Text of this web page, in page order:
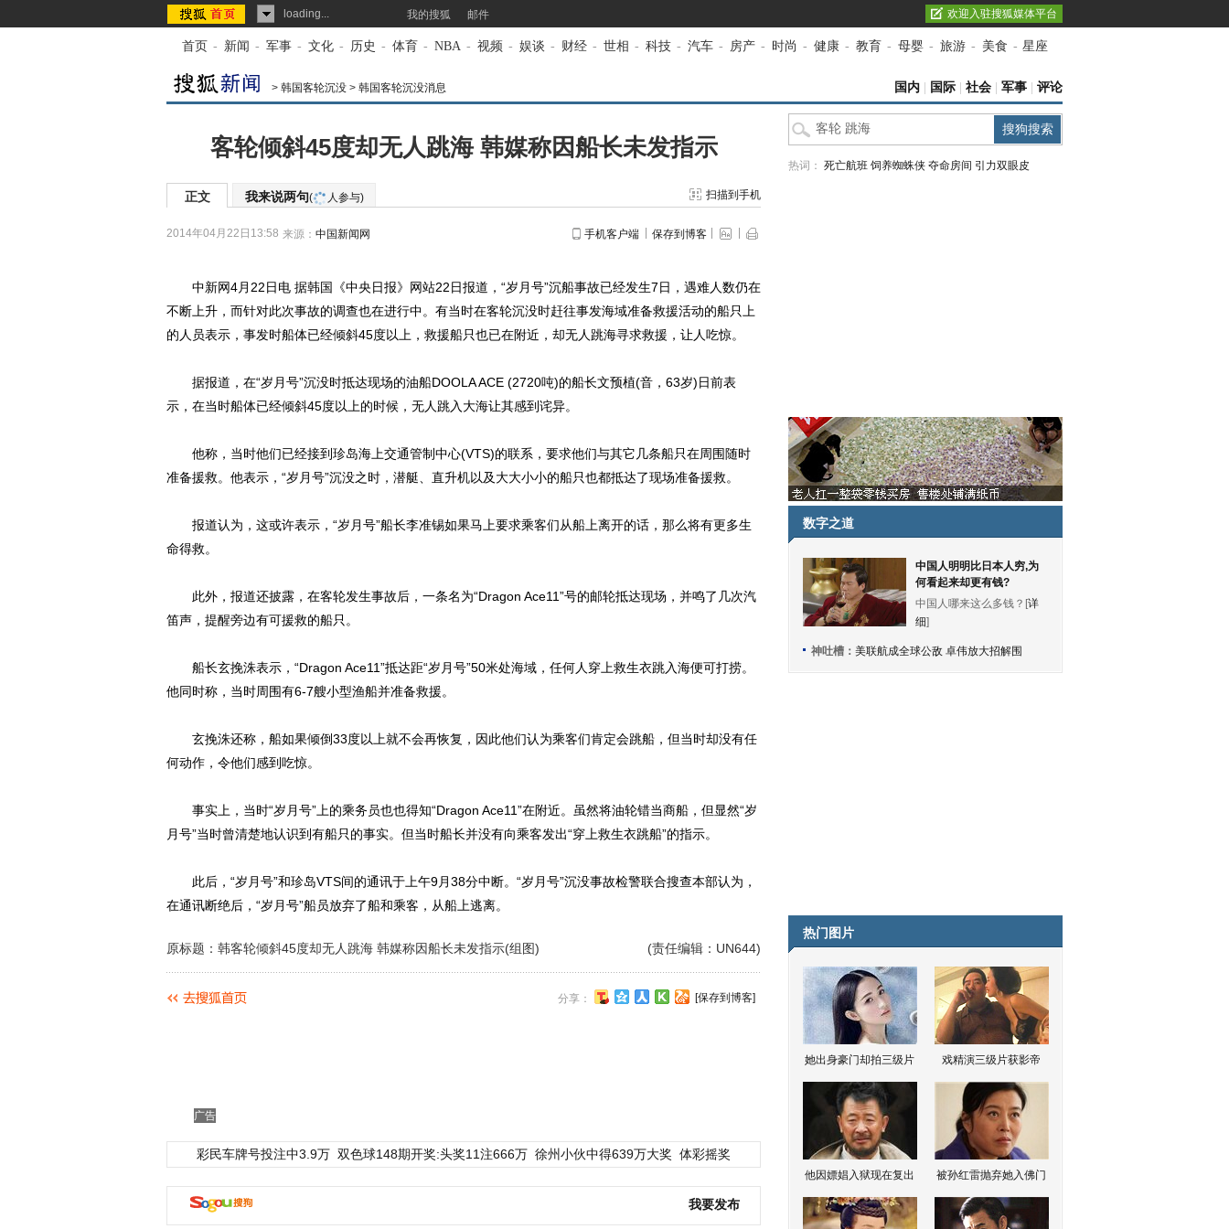
loading... 我的搜狐 邮件 欢迎入驻搜狐媒体平台
首页 - 新闻 - 军事 - 文化 - 历史 - 体育 - NBA - 视频 - 娱谈 - 财经 - 世相 - 科技 - 汽车 - 房产 - 时尚 - 健康 - 教育 - 母婴 - 旅游 - 美食 - 星座
> 韩国客轮沉没 > 韩国客轮沉没消息 国内 国际 社会 军事 评论
客轮倾斜45度却无人跳海 韩媒称因船长未发指示
正文 我来说两句( 人参与) 扫描到手机
2014年04月22日13:58 来源： 中国新闻网 手机客户端 保存到博客
中新网4月22日电 据韩国《中央日报》网站22日报道，“岁月号”沉船事故已经发生7日，遇难人数仍在
不断上升，而针对此次事故的调查也在进行中。有当时在客轮沉没时赶往事发海域准备救援活动的船只上
的人员表示，事发时船体已经倾斜45度以上，救援船只也已在附近，却无人跳海寻求救援，让人吃惊。
据报道，在“岁月号”沉没时抵达现场的油船DOOLA ACE (2720吨)的船长文预植(音，63岁)日前表
示，在当时船体已经倾斜45度以上的时候，无人跳入大海让其感到诧异。
他称，当时他们已经接到珍岛海上交通管制中心(VTS)的联系，要求他们与其它几条船只在周围随时
准备援救。他表示，“岁月号”沉没之时，潜艇、直升机以及大大小小的船只也都抵达了现场准备援救。
报道认为，这或许表示，“岁月号”船长李准锡如果马上要求乘客们从船上离开的话，那么将有更多生
命得救。
此外，报道还披露，在客轮发生事故后，一条名为“Dragon Ace11”号的邮轮抵达现场，并鸣了几次汽
笛声，提醒旁边有可援救的船只。
船长玄挽洙表示，“Dragon Ace11”抵达距“岁月号”50米处海域，任何人穿上救生衣跳入海便可打捞。
他同时称，当时周围有6-7艘小型渔船并准备救援。
玄挽洙还称，船如果倾倒33度以上就不会再恢复，因此他们认为乘客们肯定会跳船，但当时却没有任
何动作，令他们感到吃惊。
事实上，当时“岁月号”上的乘务员也也得知“Dragon Ace11”在附近。虽然将油轮错当商船，但显然“岁
月号”当时曾清楚地认识到有船只的事实。但当时船长并没有向乘客发出“穿上救生衣跳船”的指示。
此后，“岁月号”和珍岛VTS间的通讯于上午9月38分中断。“岁月号”沉没事故检警联合搜查本部认为，
在通讯断绝后，“岁月号”船员放弃了船和乘客，从船上逃离。
(责任编辑：UN644)
原标题：韩客轮倾斜45度却无人跳海 韩媒称因船长未发指示(组图)
分享： [保存到博客]
广告
彩民车牌号投注中3.9万 双色球148期开奖:头奖11注666万 徐州小伙中得639万大奖 体彩摇奖
我要发布
热词： 死亡航班 饲养蜘蛛侠 夺命房间 引力双眼皮
数字之道
中国人明明比日本人穷,为
何看起来却更有钱?
中国人哪来这么多钱？[详
细]
神吐槽： 美联航成全球公敌 卓伟放大招解围
热门图片
她出身豪门却拍三级片 戏精演三级片获影帝
他因嫖娼入狱现在复出 被孙红雷抛弃她入佛门